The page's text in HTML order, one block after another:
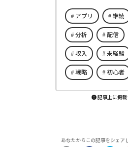
アプリ 継続
分析 配信
収入 未経験
戦略 初心者
記事上に掲
あなたからこの記事をシェア